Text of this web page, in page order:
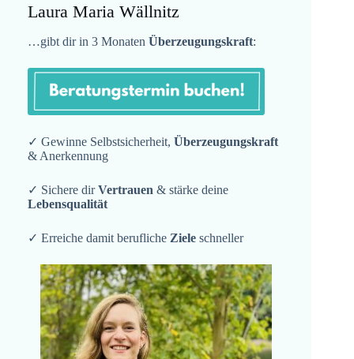
Laura Maria Wällnitz
…gibt dir in 3 Monaten Überzeugungskraft:
✓ Gewinne Selbstsicherheit, Überzeugungskraft
& Anerkennung
✓ Sichere dirVertrauen & stärke deine
Lebensqualität
✓ Erreiche damit berufliche Ziele schneller